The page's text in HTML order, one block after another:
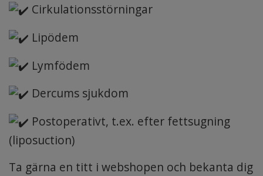
Cirkulationsstörningar
Lipödem
Lymfödem
Dercums sjukdom
Postoperativt, t.ex. efter fettsugning
(liposuction)
Ta gärna en titt i webshopen och bekanta dig